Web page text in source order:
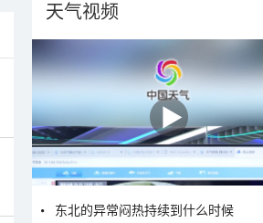
天气视频
东北的异常闷热持续到什么时候